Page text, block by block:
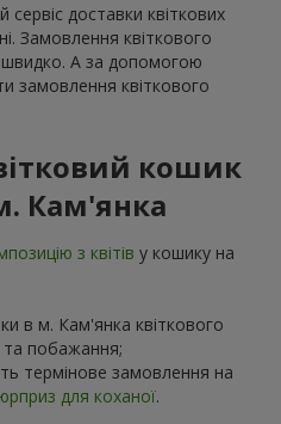
доставки квіткових
Замовлення квіткового
А за допомогою
замовлення квіткового
кошик
Кам'янка
з квітів у кошику на
в м. Кам'янка квіткового
та побажання;
термінове замовлення на
для коханої.